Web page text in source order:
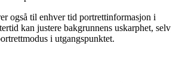
også til enhver tid portrettinformasjon i
kan justere bakgrunnens uskarphet, selv
i utgangspunktet.